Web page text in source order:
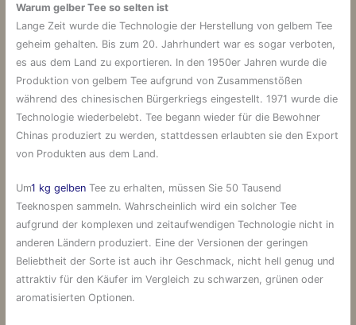
Warum gelber Tee so selten ist
Lange Zeit wurde die Technologie der Herstellung von gelbem Tee
geheim gehalten. Bis zum 20. Jahrhundert war es sogar verboten,
es aus dem Land zu exportieren. In den 1950er Jahren wurde die
Produktion von gelbem Tee aufgrund von Zusammenstößen
während des chinesischen Bürgerkriegs eingestellt. 1971 wurde die
Technologie wiederbelebt. Tee begann wieder für die Bewohner
Chinas produziert zu werden, stattdessen erlaubten sie den Export
von Produkten aus dem Land.
Um1 kg gelbenTee zu erhalten, müssen Sie 50 Tausend
Teeknospen sammeln. Wahrscheinlich wird ein solcher Tee
aufgrund der komplexen und zeitaufwendigen Technologie nicht in
anderen Ländern produziert. Eine der Versionen der geringen
Beliebtheit der Sorte ist auch ihr Geschmack, nicht hell genug und
attraktiv für den Käufer im Vergleich zu schwarzen, grünen oder
aromatisierten Optionen.